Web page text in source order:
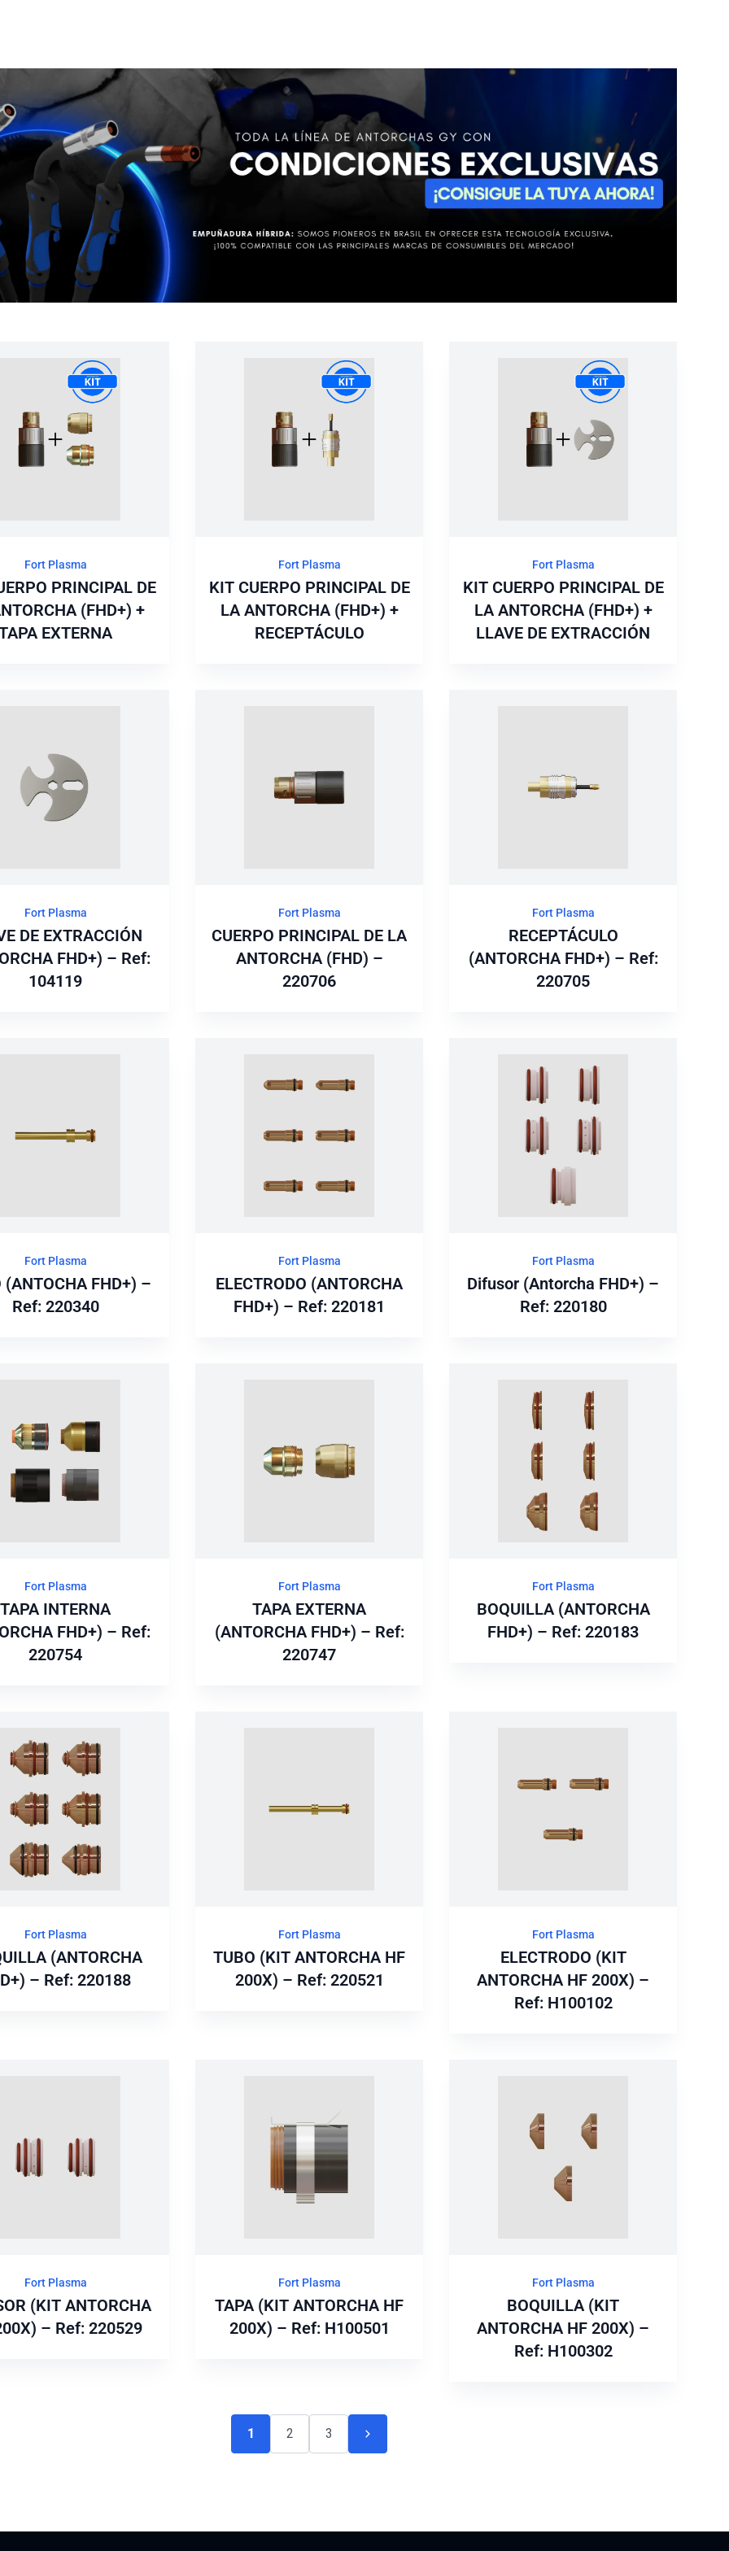
Fort Plasma
PRINCIPAL DE
(FHD+) +
EXTERNA
Fort Plasma
KIT CUERPO PRINCIPAL DE
LA ANTORCHA (FHD+) +
RECEPTÁCULO
Fort Plasma
KIT CUERPO PRINCIPAL DE
LA ANTORCHA (FHD+) +
LLAVE DE EXTRACCIÓN
Fort Plasma
DE EXTRACCIÓN
FHD+) – Ref:
104119
Fort Plasma
CUERPO PRINCIPAL DE LA
ANTORCHA (FHD) –
220706
Fort Plasma
RECEPTÁCULO
(ANTORCHA FHD+) – Ref:
220705
Fort Plasma
(ANTOCHA FHD+) –
Ref: 220340
Fort Plasma
ELECTRODO (ANTORCHA
FHD+) – Ref: 220181
Fort Plasma
Difusor (Antorcha FHD+) –
Ref: 220180
Fort Plasma
TAPA INTERNA
FHD+) – Ref:
220754
Fort Plasma
TAPA EXTERNA
(ANTORCHA FHD+) – Ref:
220747
Fort Plasma
BOQUILLA (ANTORCHA
FHD+) – Ref: 220183
Fort Plasma
(ANTORCHA
– Ref: 220188
Fort Plasma
TUBO (KIT ANTORCHA HF
200X) – Ref: 220521
Fort Plasma
ELECTRODO (KIT
ANTORCHA HF 200X) –
Ref: H100102
Fort Plasma
(KIT ANTORCHA
– Ref: 220529
Fort Plasma
TAPA (KIT ANTORCHA HF
200X) – Ref: H100501
Fort Plasma
BOQUILLA (KIT
ANTORCHA HF 200X) –
Ref: H100302
1 2 3